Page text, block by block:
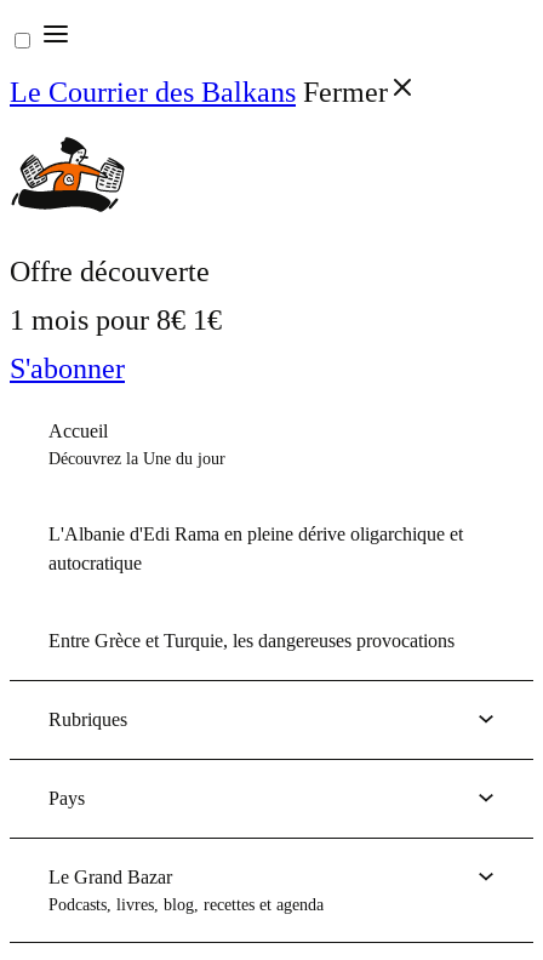
Aller
au
contenu
Le Courrier des Balkans Fermer
Offre découverte
1 mois pour 8€ 1€
S'abonner
Accueil
Découvrez la Une du jour
L'Albanie d'Edi Rama en pleine dérive oligarchique et
autocratique
Entre Grèce et Turquie, les dangereuses provocations
Rubriques
Pays
Le Grand Bazar
Podcasts, livres, blog, recettes et agenda